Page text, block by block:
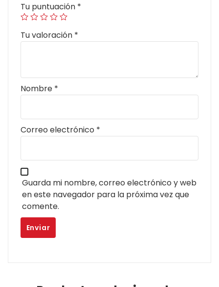
Tu puntuación *
Tu valoración *
Nombre *
Correo electrónico *
Guarda mi nombre, correo electrónico y web
en este navegador para la próxima vez que
comente.